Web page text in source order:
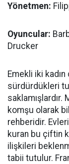
Yönetmen:
Oyuncular:
Drucker
Emekli iki
sürdürdükleri
saklamışlardır.
komşu olarak
rehberidir.
kuran bu çiftin
ilişkileri
tabii tutulur.